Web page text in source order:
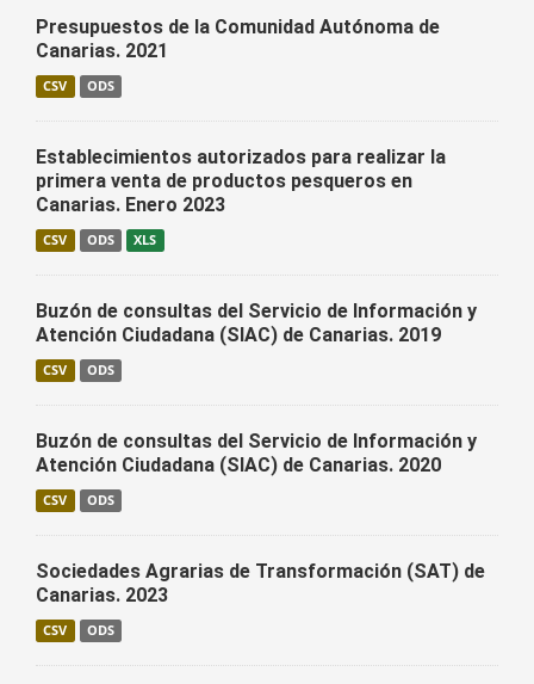
Presupuestos de la Comunidad Autónoma de
Canarias. 2021
CSV ODS
Establecimientos autorizados para realizar la
primera venta de productos pesqueros en
Canarias. Enero 2023
CSV ODS XLS
Buzón de consultas del Servicio de Información y
Atención Ciudadana (SIAC) de Canarias. 2019
CSV ODS
Buzón de consultas del Servicio de Información y
Atención Ciudadana (SIAC) de Canarias. 2020
CSV ODS
Sociedades Agrarias de Transformación (SAT) de
Canarias. 2023
CSV ODS